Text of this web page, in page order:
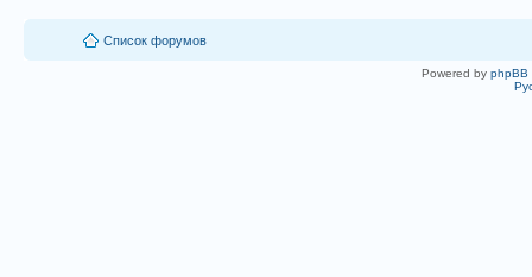
Список форумов
Powered by phpBB